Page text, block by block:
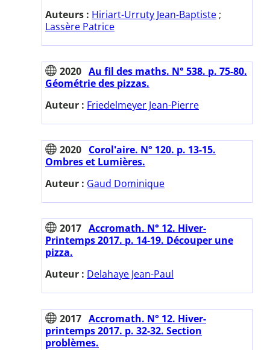
Auteurs : Hiriart-Urruty Jean-Baptiste ;
Lassère Patrice
2020 Au fil des maths. N° 538. p. 75-80.
Géométrie des pizzas.
Auteur : Friedelmeyer Jean-Pierre
2020 Corol'aire. N° 120. p. 13-15.
Ombres et Lumières.
Auteur : Gaud Dominique
2017 Accromath. N° 12. Hiver-
Printemps 2017. p. 14-19. Découper une
pizza.
Auteur : Delahaye Jean-Paul
2017 Accromath. N° 12. Hiver-
printemps 2017. p. 32-32. Section
problèmes.